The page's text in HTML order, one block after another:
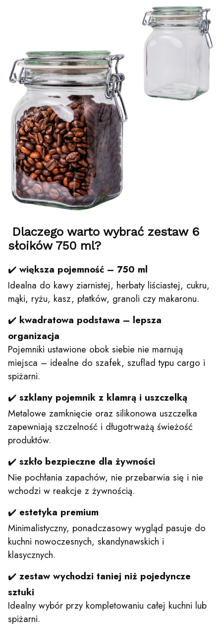
Dlaczego warto wybrać zestaw 6
słoików 750 ml?
✔️ większa pojemność – 750 ml
Idealna do kawy ziarnistej, herbaty liściastej, cukru,
mąki, ryżu, kasz, płatków, granoli czy makaronu.
✔️ kwadratowa podstawa – lepsza
organizacja
Pojemniki ustawione obok siebie nie marnują
miejsca – idealne do szafek, szuflad typu cargo i
spiżarni.
✔️ szklany pojemnik z klamrą i uszczelką
Metalowe zamknięcie oraz silikonowa uszczelka
zapewniają szczelność i długotrważą świeżość
produktów.
✔️ szkło bezpieczne dla żywności
Nie pochłania zapachów, nie przebarwia się i nie
wchodzi w reakcje z żywnością.
✔️ estetyka premium
Minimalistyczny, ponadczasowy wygląd pasuje do
kuchni nowoczesnych, skandynawskich i
klasycznych.
✔️ zestaw wychodzi taniej niż pojedyncze
sztuki
Idealny wybór przy kompletowaniu całej kuchni lub
spiżarni.